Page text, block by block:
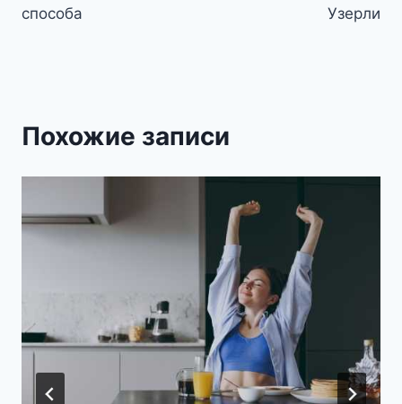
способа
Узерли
Похожие записи